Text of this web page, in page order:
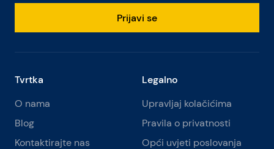
Prijavi se
Tvrtka
O nama
Blog
Kontaktirajte nas
Legalno
Upravljaj kolačićima
Pravila o privatnosti
Opći uvjeti poslovanja